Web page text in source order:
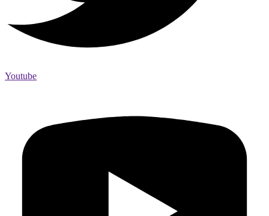
Youtube